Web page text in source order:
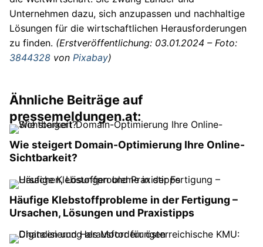
Unternehmen dazu, sich anzupassen und nachhaltige
Lösungen für die wirtschaftlichen Herausforderungen
zu finden. (Erstveröffentlichung: 03.01.2024 – Foto:
3844328 von Pixabay)
Ähnliche Beiträge auf
pressemeldungen.at:
Wie steigert Domain-Optimierung Ihre Online-
Sichtbarkeit?
Häufige Klebstoffprobleme in der Fertigung –
Ursachen, Lösungen und Praxistipps